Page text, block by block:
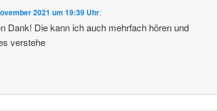
2021 um 19:39 Uhr:
Dank! Die kann ich auch mehrfach hören und
verstehe